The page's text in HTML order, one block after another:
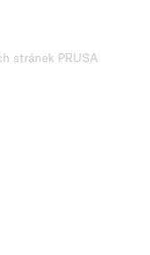
stránek PRUSA